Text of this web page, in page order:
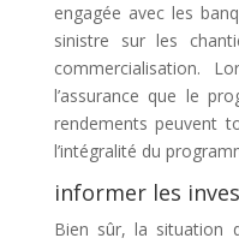
engagée avec les
sinistre sur les
commercialisation.
l’assurance que le
rendements peuvent
l’intégralité du
informer les
Bien sûr, la situation